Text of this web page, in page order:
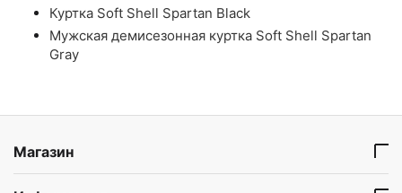
Куртка Soft Shell Spartan Black
Мужская демисезонная куртка Soft Shell Spartan
Gray
Магазин